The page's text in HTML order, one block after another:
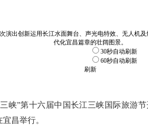
出创新运用长江水面舞台、声光电特效、无人
代化宜昌篇章的壮阔图景。
30秒自动刷新
60秒自动刷新
刷新
峡”第十六届中国长江三峡国际旅游
昌举行。